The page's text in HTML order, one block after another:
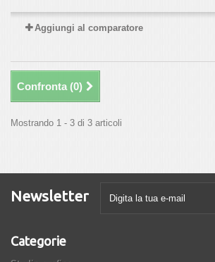
Aggiungi al comparatore
Confronta (0)
Mostrando 1 - 3 di 3 articoli
Newsletter
Categorie